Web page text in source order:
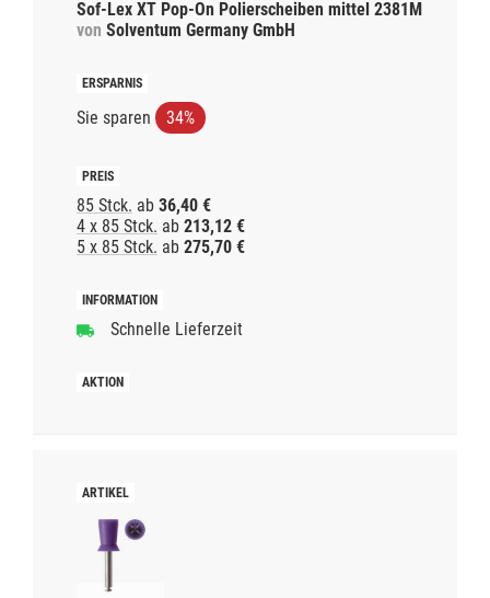
Sof-Lex XT Pop-On Polierscheiben mittel 2381M
von Solventum Germany GmbH
Sie sparen 34%
85 Stck. ab 36,40 €
4 x 85 Stck. ab 213,12 €
5 x 85 Stck. ab 275,70 €
Schnelle Lieferzeit